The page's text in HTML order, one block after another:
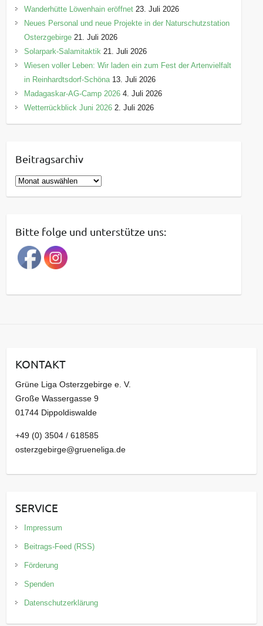
Wanderhütte Löwenhain eröffnet 23. Juli 2026
Neues Personal und neue Projekte in der Naturschutzstation
Osterzgebirge 21. Juli 2026
Solarpark-Salamitaktik 21. Juli 2026
Wiesen voller Leben: Wir laden ein zum Fest der Artenvielfalt
in Reinhardtsdorf-Schöna 13. Juli 2026
Madagaskar-AG-Camp 2026 4. Juli 2026
Wetterrückblick Juni 2026 2. Juli 2026
Beitragsarchiv
B
e
r
a
g
a
v
Bitte folge und unterstütze uns:
KONTAKT
Grüne Liga Osterzgebirge e. V.
Große Wassergasse 9
01744 Dippoldiswalde
+49 (0) 3504 / 618585
osterzgebirge@grueneliga.de
SERVICE
Impressum
Beitrags-Feed (RSS)
Förderung
Spenden
Datenschutzerklärung